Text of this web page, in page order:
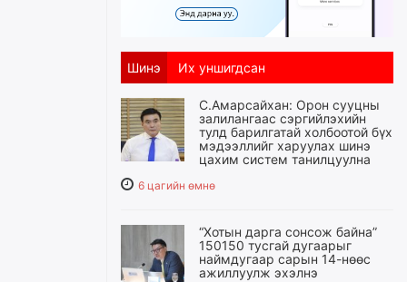
Шинэ Их уншигдсан
С.Амарсайхан: Орон сууцны
залилангаас сэргийлэхийн
тулд барилгатай холбоотой бүх
мэдээллийг харуулах шинэ
цахим систем танилцуулна
6 цагийн өмнө
“Хотын дарга сонсож байна”
150150 тусгай дугаарыг
наймдугаар сарын 14-нөөс
ажиллуулж эхэлнэ